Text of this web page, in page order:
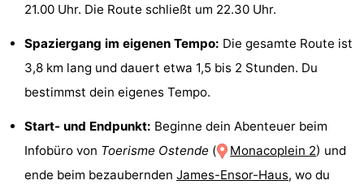
Golfplatze
Surfen
Essen
und
trinken
Veranstaltungen
Praktisch
Forum
21.00 Uhr. Die Route schließt um 22.30 Uhr.
Spaziergang im eigenen Tempo: Die gesamte Route ist
3,8 km lang und dauert etwa 1,5 bis 2 Stunden. Du
bestimmst dein eigenes Tempo.
Start- und Endpunkt: Beginne dein Abenteuer beim
Infobüro von Toerisme Ostende ( Monacoplein 2) und
ende beim bezaubernden James-Ensor-Haus, wo du